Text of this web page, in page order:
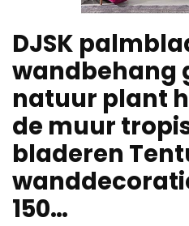
DJSK
wandbehang
natuur plant
de muur
bladeren
150…